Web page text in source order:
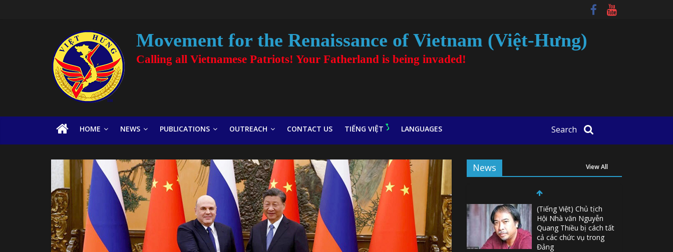
Movement for the Renaissance of Vietnam (Việt-Hưng)
Calling all Vietnamese Patriots! Your Fatherland is being invaded!
HOME NEWS PUBLICATIONS OUTREACH CONTACT US TIẾNG VIỆT LANGUAGES Search
News View All
(Tiếng Việt) Chủ tịch
Hội Nhà văn Nguyễn
Quang Thiều bị cách tất
cả các chức vụ trong
Đảng